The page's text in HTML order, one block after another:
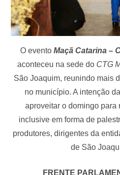
O evento Maçã Catarina –
aconteceu na sede do CTG
São Joaquim, reunindo mais
no município. A intenção
aproveitar o domingo para
inclusive em forma de
produtores, dirigentes da
de São
FRENTE